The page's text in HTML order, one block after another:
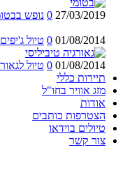
27/03/2019
0 נופש
01/08/2014
0 טיול
01/08/2014
0 טיול
תיירות כללי
מזג אוויר בחו"ל
אודות
הצטרפות כותבים
טיולים בוידאו
צור קשר